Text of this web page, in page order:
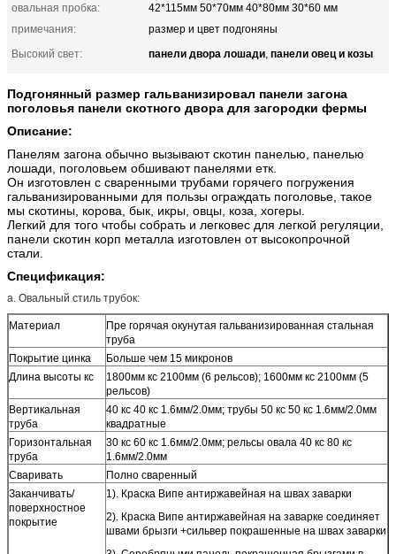
овальная пробка:
42*115мм 50*70мм 40*80мм 30*60 мм
примечания:
размер и цвет подгоняны
Высокий свет:
панели двора лошади, панели овец и козы
Подгонянный размер гальванизировал панели загона
поголовья панели скотного двора для загородки фермы
Описание:
Панелям загона обычно вызывают скотин панелью, панелью
лошади, поголовьем обшивают панелями етк.
Он изготовлен с сваренными трубами горячего погружения
гальванизированными для пользы ограждать поголовье, такое
мы скотины, корова, бык, икры, овцы, коза, хогеры.
Легкий для того чтобы собрать и легковес для легкой регуляции,
панели скотин корп металла изготовлен от высокопрочной
стали.
Спецификация:
a. Овальный стиль трубок:
Материал
Пре горячая окунутая гальванизированная стальная
труба
Покрытие цинка
Больше чем 15 микронов
Длина высоты кс
1800мм кс 2100мм (6 рельсов); 1600мм кс 2100мм (5
рельсов)
Вертикальная
труба
40 кс 40 кс 1.6мм/2.0мм; трубы 50 кс 50 кс 1.6мм/2.0мм
квадратные
Горизонтальная
труба
30 кс 60 кс 1.6мм/2.0мм; рельсы овала 40 кс 80 кс
1.6мм/2.0мм
Сваривать
Полно сваренный
Заканчивать/
поверхностное
покрытие
1). Краска Випе антиржавейная на швах заварки
2). Краска Випе антиржавейная на заварке соединяет
швами брызги +сильвер покрашенные на швах заварки